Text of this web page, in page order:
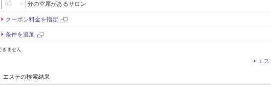
分の空席があるサロン
クーポン料金を指定
条件を追加
きません
エ
エステの検索結果